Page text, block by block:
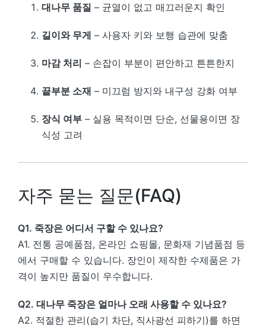
대나무 품질 – 균열이 없고 매끄러운지 확인
길이와 무게 – 사용자 키와 보행 습관에 맞춤
마감 처리 – 손잡이 부분이 편안하고 튼튼한지
끝부분 소재 – 미끄럼 방지와 내구성 강화 여부
장식 여부 – 실용 목적이면 단순, 선물용이면 장
식성 고려
자주 묻는 질문(FAQ)
Q1. 죽장은 어디서 구할 수 있나요?
A1. 전통 공예품점, 온라인 쇼핑몰, 문화재 기념품점 등
에서 구매할 수 있습니다. 장인이 제작한 수제품은 가
격이 높지만 품질이 우수합니다.
Q2. 대나무 죽장은 얼마나 오래 사용할 수 있나요?
A2. 적절한 관리(습기 차단, 직사광선 피하기)를 하면